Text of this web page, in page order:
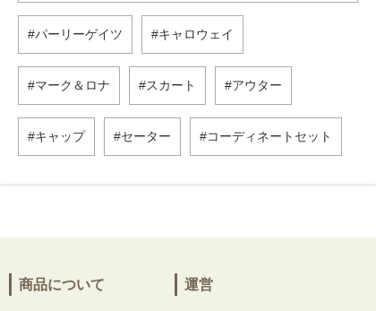
パーリーゲイツ キャロウェイ
マーク＆ロナ スカート アウター
キャップ セーター コーディネートセット
商品について 運営